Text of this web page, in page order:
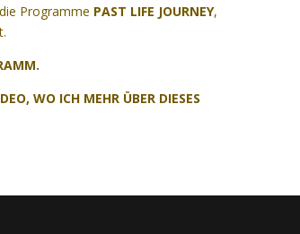
Programme PAST LIFE JOURNEY,
WO ICH MEHR ÜBER DIESES